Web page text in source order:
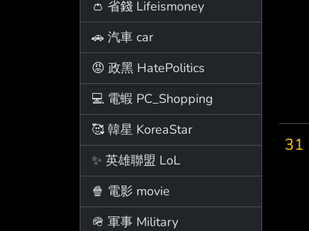
👛 省錢 Lifeismoney
🚗 汽車 car
😡 政黑 HatePolitics
💻 電蝦 PC_Shopping
🥰 韓星 KoreaStar
✨ 英雄聯盟 LoL
🍿 電影 movie
🪖 軍事 Military
31